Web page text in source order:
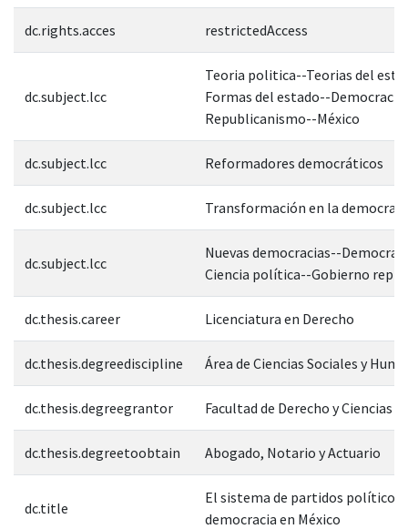
dc.rights.acces restrictedAccess
dc.subject.lcc
Teoria politica--Teorias del
Formas del estado--
Republicanismo--México
dc.subject.lcc Reformadores democráticos
dc.subject.lcc Transformación en la
dc.subject.lcc
Nuevas democracias--
Ciencia política--Gobierno
dc.thesis.career Licenciatura en Derecho
dc.thesis.degreediscipline Área de Ciencias Sociales y
dc.thesis.degreegrantor Facultad de Derecho y Ciencias
dc.thesis.degreetoobtain Abogado, Notario y Actuario
dc.title
El sistema de partidos políticos
democracia en México